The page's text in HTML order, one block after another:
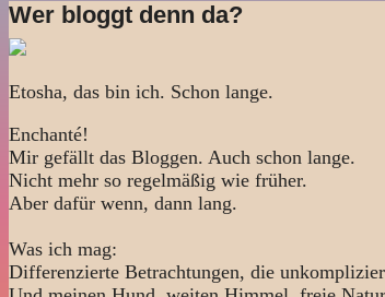
Wer bloggt denn da?
Etosha, das bin ich. Schon lange.
Enchanté!
Mir gefällt das Bloggen. Auch schon lange.
Nicht mehr so regelmäßig wie früher.
Aber dafür wenn, dann lang.
Was ich mag:
Differenzierte Betrachtungen, die